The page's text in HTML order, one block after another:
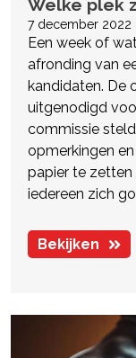
Welke plek
7 december 2022
Een week of
afronding van
kandidaten. De
uitgenodigd
commissie
opmerkingen
papier te zetten
iedereen zich
Bekijken